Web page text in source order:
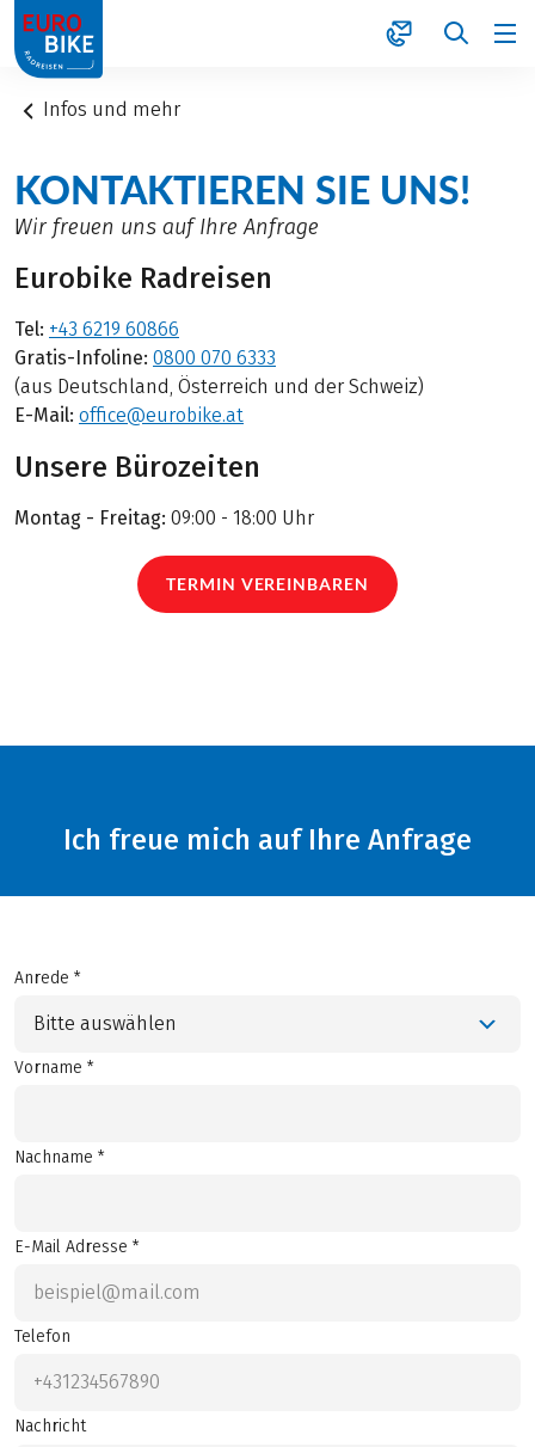
1
Infos und mehr
KONTAKTIEREN SIE UNS!
Wir freuen uns auf Ihre Anfrage
Eurobike Radreisen
Tel: +43 6219 60866
Gratis-Infoline: 0800 070 6333
(aus Deutschland, Österreich und der Schweiz)
E-Mail: office@eurobike.at
Unsere Bürozeiten
Montag - Freitag: 09:00 - 18:00 Uhr
TERMIN VEREINBAREN
Ich freue mich auf Ihre Anfrage
Anrede *
Bitte auswählen
Vorname *
Nachname *
E-Mail Adresse *
Telefon
Nachricht